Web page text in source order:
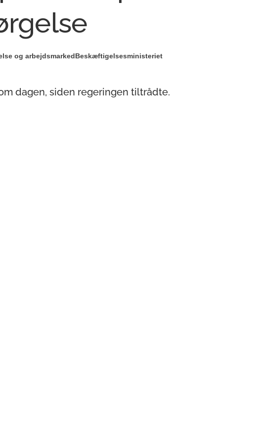
og arbejdsmarkedBeskæftigelsesministeriet
dagen, siden regeringen tiltrådte.